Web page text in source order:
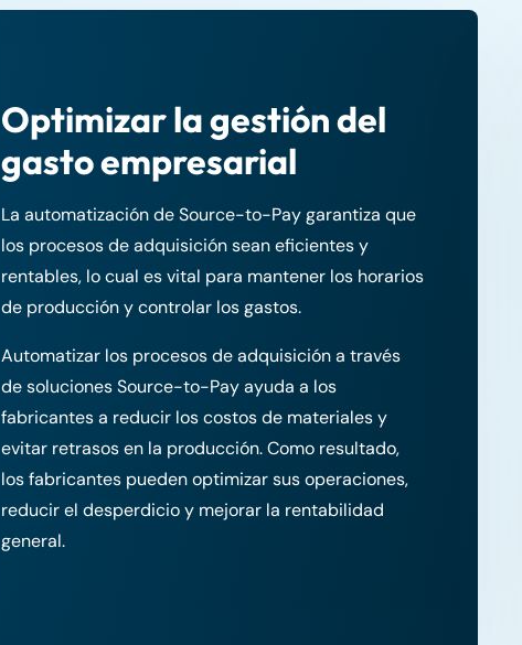
Optimizar la gestión del
gasto empresarial
La automatización de Source-to-Pay garantiza que
los procesos de adquisición sean eficientes y
rentables, lo cual es vital para mantener los horarios
de producción y controlar los gastos.
Automatizar los procesos de adquisición a través
de soluciones Source-to-Pay ayuda a los
fabricantes a reducir los costos de materiales y
evitar retrasos en la producción. Como resultado,
los fabricantes pueden optimizar sus operaciones,
reducir el desperdicio y mejorar la rentabilidad
general.